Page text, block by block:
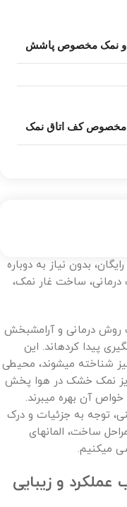
بدون نیاز به دوباره
ساخت غار نمک،
روش درمانی و آرامشبخش
پیدا کردهاند. این
شناخته میشوند، محیطی
ریز نمک خشک در هوا پخش
آن بهره میبرند.
توجه به جزئیات و درک
ساخت، المانهای
میکنیم.
و نمک مخصوص پاشش
کف اتاق نمک